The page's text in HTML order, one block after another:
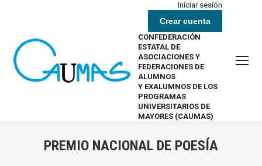
Iniciar sesión
Crear cuenta
CONFEDERACIÓN
ESTATAL DE
ASOCIACIONES Y
FEDERACIONES DE
ALUMNOS
Y EXALUMNOS DE LOS
PROGRAMAS
UNIVERSITARIOS DE
MAYORES (CAUMAS)
PREMIO NACIONAL DE POESÍA